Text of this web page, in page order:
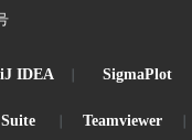
IDEA SigmaPlot
Teamviewer